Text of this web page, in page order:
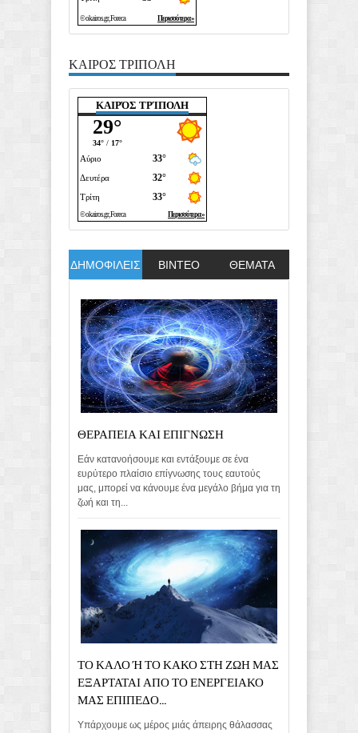
ΚΑΙΡΟΣ ΤΡΙΠΟΛΗ
ΚΑΙΡΌΣ ΤΡΊΠΟΛΗ
ΔΗΜΟΦΙΛΕΙΣ ΒΙΝΤΕΟ ΘΕΜΑΤΑ
ΘΕΡΑΠΕΙΑ ΚΑΙ ΕΠΙΓΝΩΣΗ
Εάν κατανοήσουμε και εντάξουμε σε ένα
ευρύτερο πλαίσιο επίγνωσης τους εαυτούς
μας, μπορεί να κάνουμε ένα μεγάλο βήμα για τη
ζωή και τη...
ΤΟ ΚΑΛΟ Ή ΤΟ ΚΑΚΟ ΣΤΗ ΖΩΗ ΜΑΣ
ΕΞΑΡΤΑΤΑΙ ΑΠΟ ΤΟ ΕΝΕΡΓΕΙΑΚΟ
ΜΑΣ ΕΠΙΠΕΔΟ...
Υπάρχουμε ως μέρος μιάς άπειρης θάλασσας